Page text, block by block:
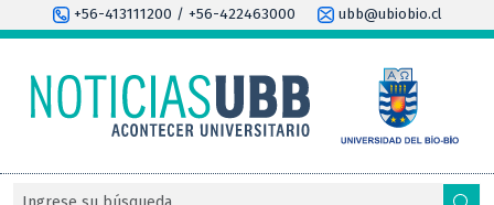
+56-413111200 / +56-422463000 ubb@ubiobio.cl